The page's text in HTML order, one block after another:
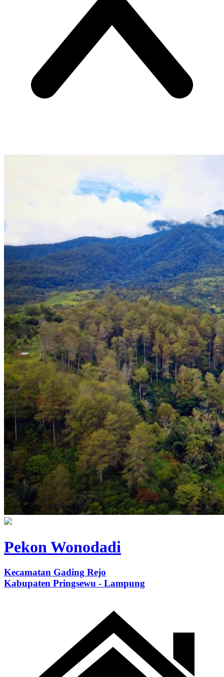
Pekon Wonodadi
Kecamatan Gading Rejo
Kabupaten Pringsewu - Lampung